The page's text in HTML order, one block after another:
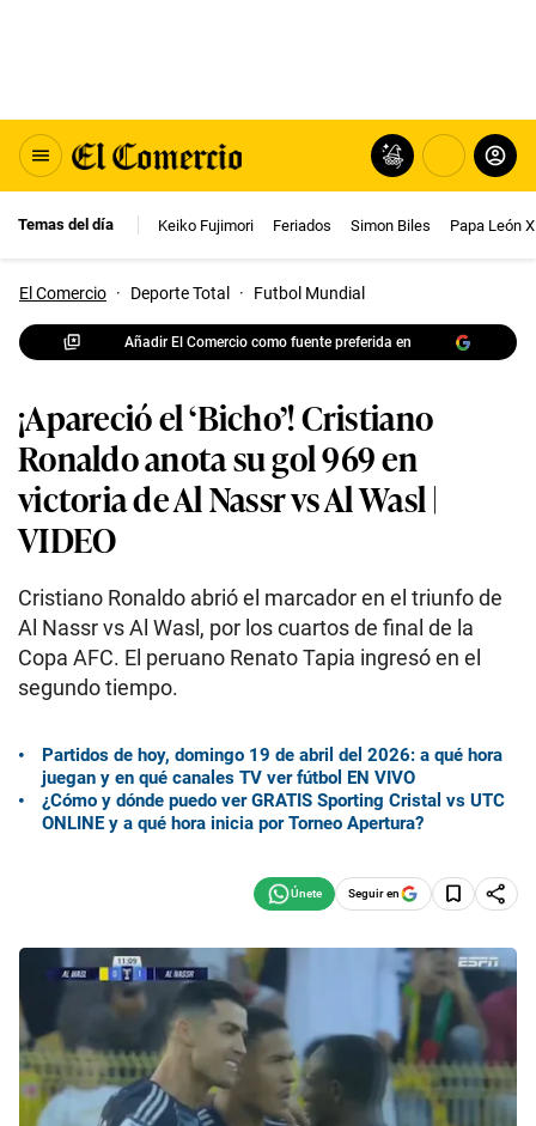
Temas del día Keiko Fujimori Feriados Simon Biles Papa León
El Comercio · Deporte Total · Futbol Mundial
Añadir El Comercio como fuente preferida en
¡Apareció el ‘Bicho’! Cristiano
Ronaldo anota su gol 969 en
victoria de Al Nassr vs Al Wasl |
VIDEO
Cristiano Ronaldo abrió el marcador en el triunfo de
Al Nassr vs Al Wasl, por los cuartos de final de la
Copa AFC. El peruano Renato Tapia ingresó en el
segundo tiempo.
Partidos de hoy, domingo 19 de abril del 2026: a qué hora
juegan y en qué canales TV ver fútbol EN VIVO
¿Cómo y dónde puedo ver GRATIS Sporting Cristal vs UTC
ONLINE y a qué hora inicia por Torneo Apertura?
Seguir en